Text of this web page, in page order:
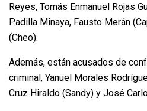
Reyes, Tomás Enmanuel Rojas
Padilla Minaya, Fausto Merán
(Cheo).
Además, están acusados de
criminal, Yanuel Morales
Cruz Hiraldo (Sandy) y José